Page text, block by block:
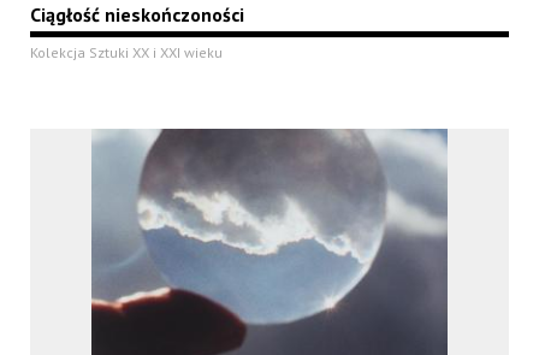
Ciągłość nieskończoności
Kolekcja Sztuki XX i XXI wieku